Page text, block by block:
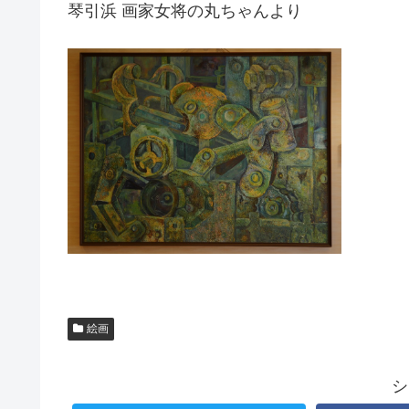
琴引浜 画家女将の丸ちゃんより
絵画